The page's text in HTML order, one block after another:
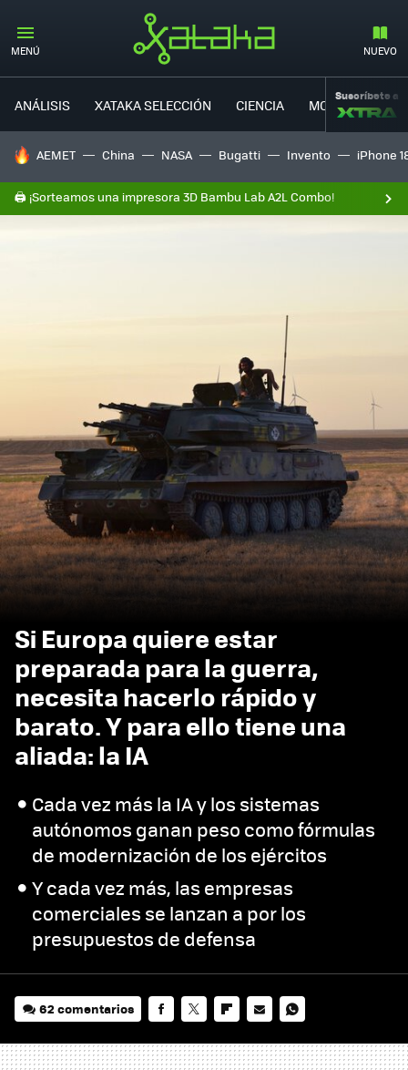
MENÚ NUEVO
ANÁLISIS XATAKA SELECCIÓN CIENCIA MOVILIDAD
Suscríbete a
HOY SE HABLA DE
AEMET China NASA Bugatti Invento iPhone
🖨️ ¡Sorteamos una impresora 3D Bambu Lab A2L Combo!
Si Europa quiere estar
preparada para la guerra,
necesita hacerlo rápido y
barato. Y para ello tiene una
aliada: la IA
Cada vez más la IA y los sistemas
autónomos ganan peso como fórmulas
de modernización de los ejércitos
Y cada vez más, las empresas
comerciales se lanzan a por los
presupuestos de defensa
62 comentarios
MAIL